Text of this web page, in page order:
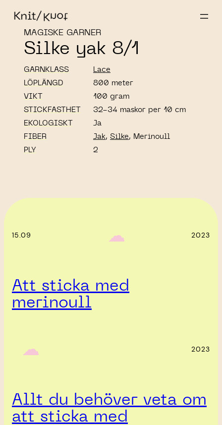
MAGISKE GARNER
Silke yak 8/1
GARNKLASS
Lace
LÖPLÄNGD
800 meter
VIKT
100 gram
STICKFASTHET
32-34 maskor per 10 cm
EKOLOGISKT
Ja
FIBER
Jak, Silke, Merinoull
PLY
2
15.09 ‎ ‎‎ ☁︎‎‎ 2023
Att sticka med
merinoull
‎ ‎‎ ☁︎‎‎ 2023
Allt du behöver veta om
att sticka med